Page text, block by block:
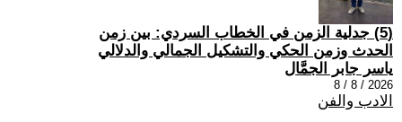
(5) جدلية الزمن في الخطاب السردي: بين زمن
الحدث وزمن الحكي والتشكيل الجمالي والدلالي
ياسر جابر الجمَّال
2026 / 8 / 8
الادب والفن